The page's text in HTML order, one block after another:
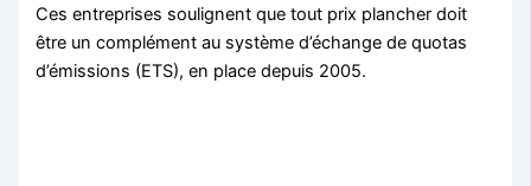
Ces entreprises soulignent que tout prix plancher doit
être un complément au système d’échange de quotas
d’émissions (ETS), en place depuis 2005.